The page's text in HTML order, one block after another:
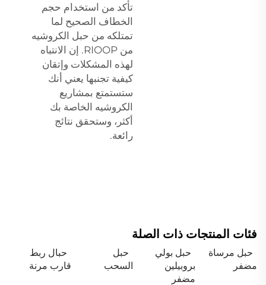
تأكد من استخدام حجم
الخطاف الصحيح لما
تمتلكه من حبل الكروشيه
من RIOOP. إن الانتباه
لهذه المشكلات وإتقان
كيفية تجنبها يعني أنك
ستستمتع بمشاريع
الكروشيه الخاصة بك
أكثر، وستحقق نتائج
رائعة.
فئات المنتجات ذات الصلة
حبل مرساة
مضفر
حبل بولي
بروبيلين
مضفر
حبل
السحب
حبال ربط
قارب مرنة